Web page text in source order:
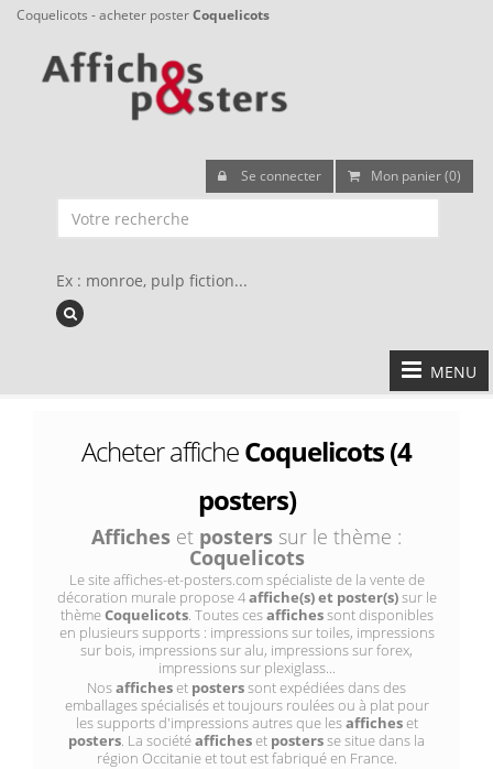
Coquelicots - acheter posterCoquelicots
Se connecter Mon panier (0)
Ex : monroe, pulp fiction...
MENU
Acheter afficheCoquelicots (4
posters)
Affiches et posters sur le thème :
Coquelicots
Le site affiches-et-posters.com spécialiste de la vente de
décoration murale propose 4affiche(s) et poster(s)sur le
thèmeCoquelicots. Toutes cesaffichessont disponibles
en plusieurs supports : impressions sur toiles, impressions
sur bois, impressions sur alu, impressions sur forex,
impressions sur plexiglass...
Nosafficheset posterssont expédiées dans des
emballages spécialisés et toujours roulées ou à plat pour
les supports d'impressions autres que lesafficheset
posters. La sociétéafficheset postersse situe dans la
région Occitanie et tout est fabriqué en France.